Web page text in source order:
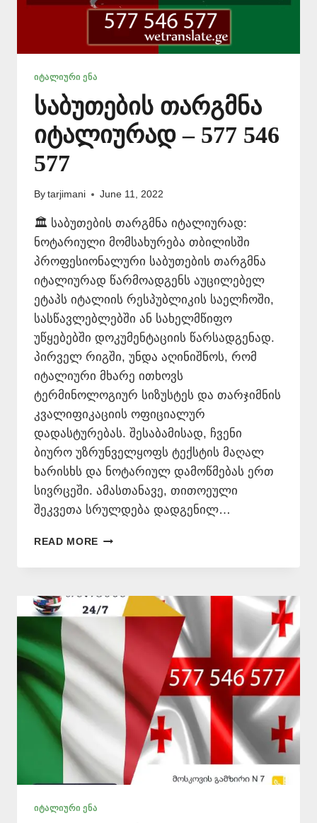
ᲘᲢᲐᲚᲘᲣᲠᲘ ᲔᲜᲐ
საბუთების თარგმნა
იტალიურად – 577 546
577
By tarjimani June 11, 2022
🏛️ საბუთების თარგმნა იტალიურად:
ნოტარიული მომსახურება თბილისში
პროფესიონალური საბუთების თარგმნა
იტალიურად წარმოადგენს აუცილებელ
ეტაპს იტალიის რესპუბლიკის საელჩოში,
სასწავლებლებში ან სახელმწიფო
უწყებებში დოკუმენტაციის წარსადგენად.
პირველ რიგში, უნდა აღინიშნოს, რომ
იტალიური მხარე ითხოვს
ტერმინოლოგიურ სიზუსტეს და თარჯიმნის
კვალიფიკაციის ოფიციალურ
დადასტურებას. შესაბამისად, ჩვენი
ბიურო უზრუნველყოფს ტექსტის მაღალ
ხარისხს და ნოტარიულ დამოწმებას ერთ
სივრცეში. ამასთანავე, თითოეული
შეკვეთა სრულდება დადგენილ…
READ MORE ᲡᲐᲑᲣᲗᲔᲑᲘᲡ
ᲘᲢᲐᲚᲘᲣᲠᲐᲓ
577
546
ᲘᲢᲐᲚᲘᲣᲠᲘ ᲔᲜᲐ